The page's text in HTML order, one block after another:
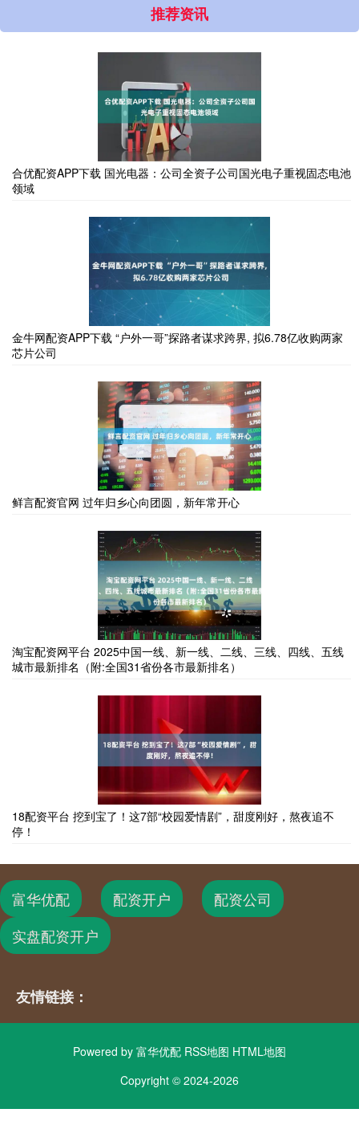
推荐资讯
合优配资APP下载 国光电器：公司全资子公司国光电子重视固态电池
领域
金牛网配资APP下载 “户外一哥”探路者谋求跨界, 拟6.78亿收购两家
芯片公司
鲜言配资官网 过年归乡心向团圆，新年常开心
淘宝配资网平台 2025中国一线、新一线、二线、三线、四线、五线
城市最新排名（附:全国31省份各市最新排名）
18配资平台 挖到宝了！这7部“校园爱情剧”，甜度刚好，熬夜追不
停！
富华优配 配资开户
配资公司
实盘配资开户
友情链接：
Powered by 富华优配 RSS地图 HTML地图
Copyright © 2024-2026